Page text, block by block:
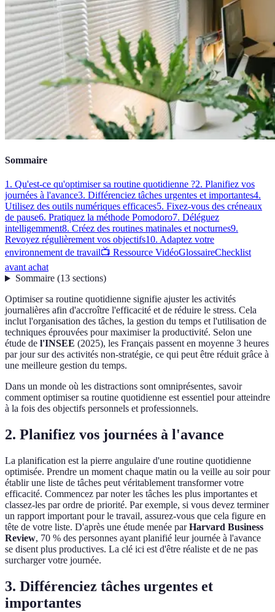
Sommaire
1. Qu'est-ce qu'optimiser sa routine quotidienne ?2. Planifiez vos
journées à l'avance3. Différenciez tâches urgentes et importantes4.
Utilisez des outils numériques efficaces5. Fixez-vous des créneaux
de pause6. Pratiquez la méthode Pomodoro7. Déléguez
intelligemment8. Créez des routines matinales et nocturnes9.
Revoyez régulièrement vos objectifs10. Adaptez votre
environnement de travail📺 Ressource VidéoGlossaireChecklist
avant achat
Sommaire(13 sections)
Optimiser sa routine quotidienne signifie ajuster les activités
journalières afin d'accroître l'efficacité et de réduire le stress. Cela
inclut l'organisation des tâches, la gestion du temps et l'utilisation de
techniques éprouvées pour maximiser la productivité. Selon une
étude de l'INSEE (2025), les Français passent en moyenne 3 heures
par jour sur des activités non-stratégie, ce qui peut être réduit grâce à
une meilleure gestion du temps.
Dans un monde où les distractions sont omniprésentes, savoir
comment optimiser sa routine quotidienne est essentiel pour atteindre
à la fois des objectifs personnels et professionnels.
2. Planifiez vos journées à l'avance
La planification est la pierre angulaire d'une routine quotidienne
optimisée. Prendre un moment chaque matin ou la veille au soir pour
établir une liste de tâches peut véritablement transformer votre
efficacité. Commencez par noter les tâches les plus importantes et
classez-les par ordre de priorité. Par exemple, si vous devez terminer
un rapport important pour le travail, assurez-vous que cela figure en
tête de votre liste. D'après une étude menée parHarvard Business
Review, 70 % des personnes ayant planifié leur journée à l'avance
se disent plus productives. La clé ici est d'être réaliste et de ne pas
surcharger votre journée.
3. Différenciez tâches urgentes et
importantes